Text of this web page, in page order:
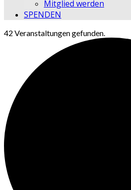
Mitglied werden
SPENDEN
42 Veranstaltungen gefunden.